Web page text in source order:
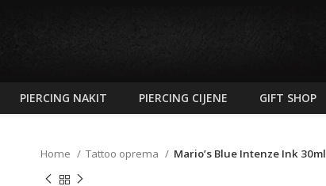
PIERCING NAKIT PIERCING CIJENE GIFT SHOP
Home Tattoo oprema Mario’s Blue Intenze Ink 30ml